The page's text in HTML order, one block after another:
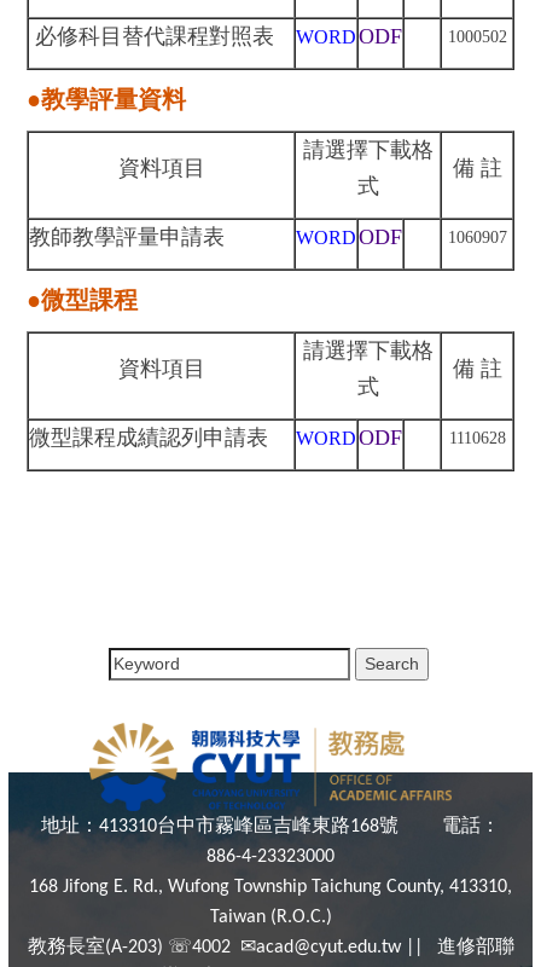
必修科目替代課程對照表 WORDODF 1000502
●教學評量資料
資料項目
請選擇下載格
式
備 註
教師教學評量申請表 WORDODF 1060907
●微型課程
資料項目
請選擇下載格
式
備 註
微型課程成績認列申請表 WORDODF 1110628
地址： 413310台中市霧峰區吉峰東路168號 電話：
886-4-23323000
168 Jifong E. Rd., Wufong Township Taichung County, 413310,
Taiwan (R.O.C.)
教務長室(A-203) ☏4002 ✉acad@cyut.edu.tw || 進修部聯